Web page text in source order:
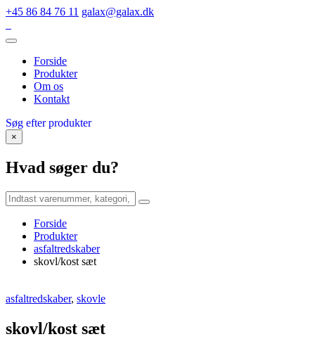
+45 86 84 76 11 galax@galax.dk
Forside
Produkter
Om os
Kontakt
Søg efter produkter
×
Hvad søger du?
Forside
Produkter
asfaltredskaber
skovl/kost sæt
asfaltredskaber, skovle
skovl/kost sæt